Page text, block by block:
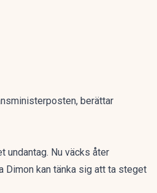
berättar
undantag. Nu väcks åter
Dimon kan tänka sig att ta steget